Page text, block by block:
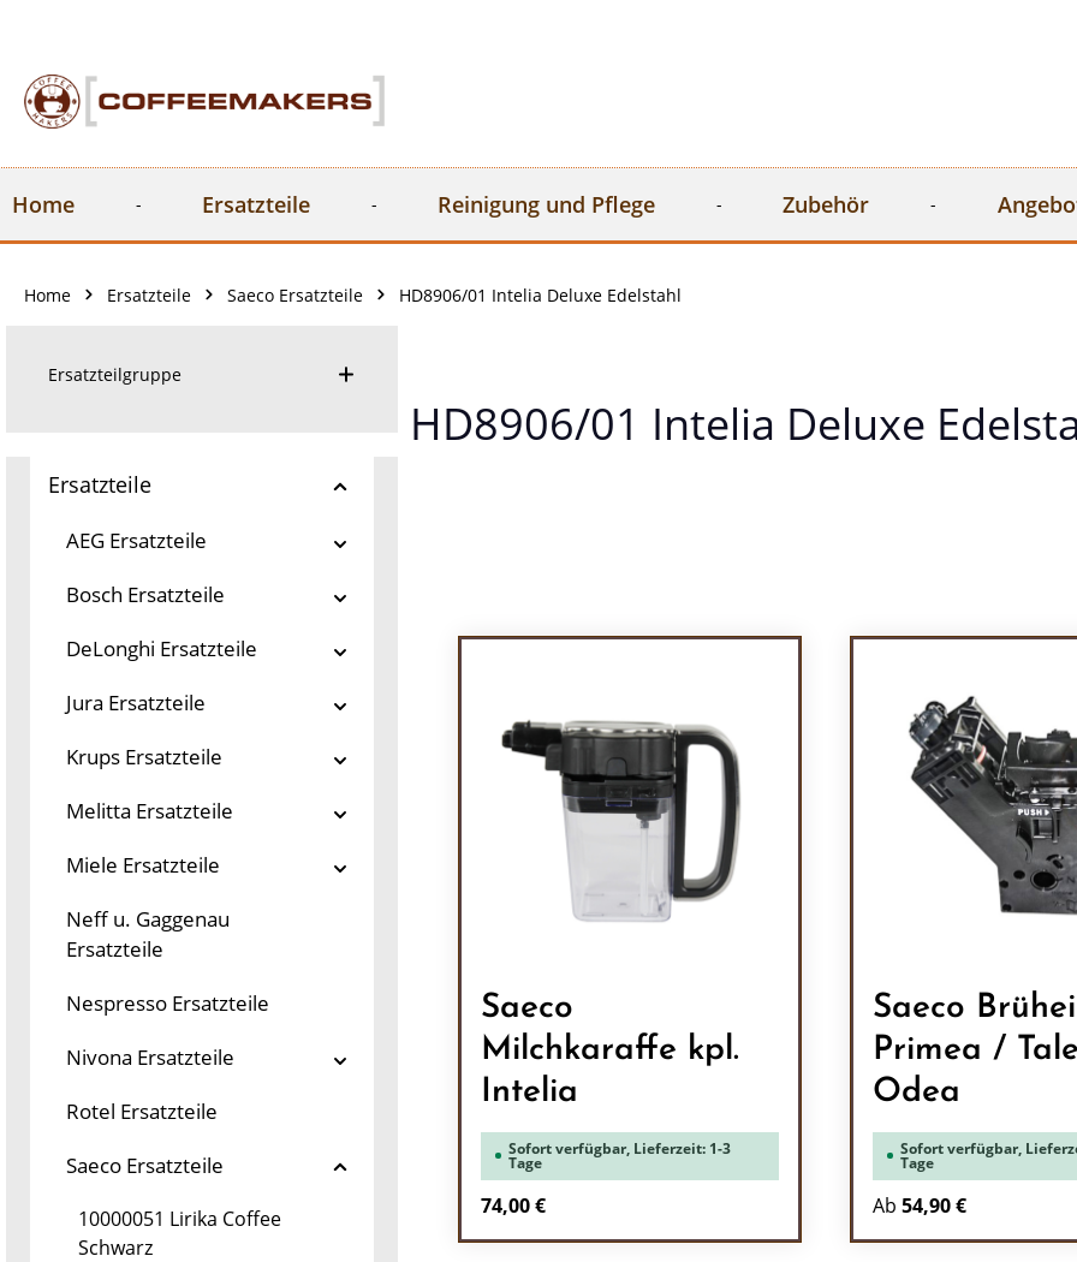
Home Ersatzteile Reinigung und Pflege Zubehör
Home Ersatzteile Saeco Ersatzteile HD8906/01 Intelia Deluxe Edelstahl
Ersatzteilgruppe
Ersatzteile
AEG Ersatzteile
Bosch Ersatzteile
DeLonghi Ersatzteile
Jura Ersatzteile
Krups Ersatzteile
Melitta Ersatzteile
Miele Ersatzteile
Neff u. Gaggenau
Ersatzteile
Nespresso Ersatzteile
Nivona Ersatzteile
Rotel Ersatzteile
Saeco Ersatzteile
10000051 Lirika Coffee
Schwarz
HD8906/01 Intelia Deluxe
Saeco
Milchkaraffe kpl.
Intelia
Sofort verfügbar, Lieferzeit: 1-3
Tage
Regulärer Preis:
74,00 €
Saeco
Primea /
Odea
Sofort verfügbar,
Tage
Ab 54,90 €